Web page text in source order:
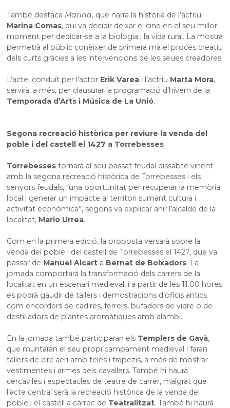
També destaca Marina, que narra la història de l’actriu
Marina Comas, qui va decidir deixar el cine en el seu millor
moment per dedicar-se a la biologia i la vida rural. La mostra
permetrà al públic conèixer de primera mà el procés creatiu
dels curts gràcies a les intervencions de les seues creadores.
L’acte, conduït per l’actor Erik Varea i l’actriu Marta Mora,
servirà, a més, per clausurar la programació d’hivern de la
Temporada d’Arts i Música de La Unió.
Segona recreació històrica per reviure la venda del
poble i del castell el 1427 a Torrebesses
Torrebesses tornarà al seu passat feudal dissabte vinent
amb la segona recreació històrica de Torrebesses i els
senyors feudals, “una oportunitat per recuperar la memòria
local i generar un impacte al territori sumant cultura i
activitat econòmica”, segons va explicar ahir l’alcalde de la
localitat, Mario Urrea.
Com en la primera edició, la proposta versarà sobre la
venda del poble i del castell de Torrebesses el 1427, que va
passar de Manuel Aicart a Bernat de Boixadors. La
jornada comportarà la transformació dels carrers de la
localitat en un escenari medieval, i a partir de les 11.00 hores
es podrà gaudir de tallers i demostracions d’oficis antics
com encorders de cadires, ferrers, bufadors de vidre o de
destil·ladors de plantes aromàtiques amb alambí.
En la jornada també participaran els Templers de Gavà,
que muntaran el seu propi campament medieval i faran
tallers de circ aeri amb teles i trapezis, a més de mostrar
vestimentes i armes dels cavallers. També hi haurà
cercaviles i espectacles de teatre de carrer, malgrat que
l’acte central serà la recreació històrica de la venda del
poble i el castell a càrrec de Teatralitzat. També hi haurà